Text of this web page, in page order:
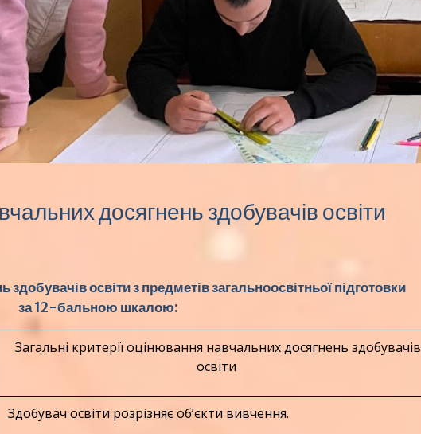
досягнень здобувачів освіти
здобувачів освіти з предметівзагальноосвітньої підготовки
за 12-бальною шкалою:
Загальні критерії оцінювання навчальних досягнень здобувачів
освіти
Здобувач освіти розрізняє об’єкти вивчення.